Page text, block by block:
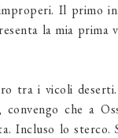
Il primo
la mia
tra i vicoli
che a
Incluso lo